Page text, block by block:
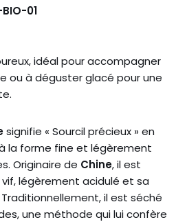
01
idéal pour accompagner
ou à déguster glacé pour une
signifie « Sourcil précieux » en
la forme fine et légèrement
Originaire de Chine, il est
légèrement acidulé et sa
il est séché
une méthode qui lui confère